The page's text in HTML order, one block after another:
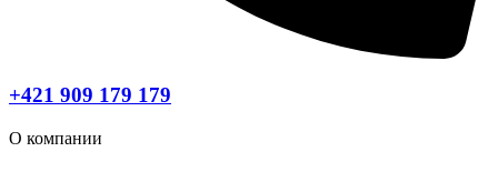
+421 909 179 179
О компании